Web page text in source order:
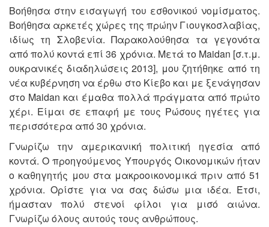
Βοήθησα στην εισαγωγή του εσθονικού νομίσματος.
Βοήθησα αρκετές χώρες της πρώην Γιουγκοσλαβίας,
ιδίως τη Σλοβενία. Παρακολούθησα τα γεγονότα
από πολύ κοντά επί 36 χρόνια. Μετά το Maidan [σ.τ.μ.
ουκρανικές διαδηλώσεις 2013], μου ζητήθηκε από τη
νέα κυβέρνηση να έρθω στο Κίεβο και με ξενάγησαν
στο Maidan και έμαθα πολλά πράγματα από πρώτο
χέρι. Είμαι σε επαφή με τους Ρώσους ηγέτες για
περισσότερα από 30 χρόνια.
Γνωρίζω την αμερικανική πολιτική ηγεσία από
κοντά. Ο προηγούμενος Υπουργός Οικονομικών ήταν
ο καθηγητής μου στα μακροοικονομικά πριν από 51
χρόνια. Ορίστε για να σας δώσω μια ιδέα. Έτσι,
ήμασταν πολύ στενοί φίλοι για μισό αιώνα.
Γνωρίζω όλους αυτούς τους ανθρώπους.